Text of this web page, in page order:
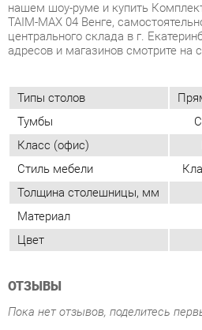
Типы столов
Тумбы
С
Класс (офис)
Толщина столешницы, мм
Материал
Цвет
ОТЗЫВЫ
Пока нет отзывов, поделитесь
ДОБАВИТЬ
ПОХОЖИЕ ТОВАРЫ